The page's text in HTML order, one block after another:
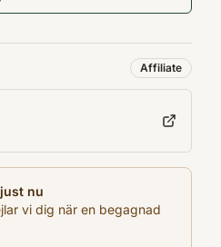
Affiliate
nu
vi dig när en begagnad